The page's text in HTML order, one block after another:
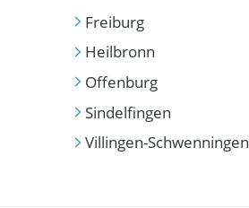
Freiburg
Heilbronn
Offenburg
Sindelfingen
Villingen-Schwenningen